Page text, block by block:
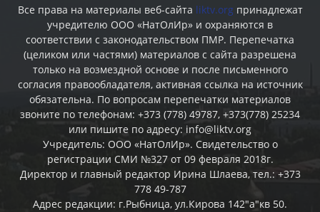
Все права на материалы веб-сайта liktv.org принадлежат
учредителю ООО «НатОлИр» и охраняются в
соответствии с законодательством ПМР. Перепечатка
(целиком или частями) материалов c сайта разрешена
только на возмездной основе и после письменного
согласия правообладателя, активная ссылка на источник
обязательна. По вопросам перепечатки материалов
звоните по телефонам: +373 (778) 49787, +373(778) 25234
или пишите по адресу: info@liktv.org
Учредитель: ООО «НатОлИр». Свидетельство о
регистрации СМИ №327 от 09 февраля 2018г.
Директор и главный редактор Ирина Шлаева, тел.: +373
778 49-787
Адрес редакции: г.Рыбница, ул.Кирова 142"а"кв 50.